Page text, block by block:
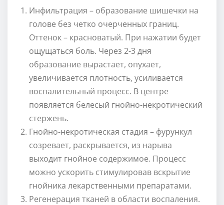
Инфильтрация – образование шишечки на
голове без четко очерченных границ.
Оттенок – красноватый. При нажатии будет
ощущаться боль. Через 2-3 дня
образование вырастает, опухает,
увеличивается плотность, усиливается
воспалительный процесс. В центре
появляется белесый гнойно-некротический
стержень.
Гнойно-некротическая стадия – фурункул
созревает, раскрывается, из нарыва
выходит гнойное содержимое. Процесс
можно ускорить стимулировав вскрытие
гнойника лекарственными препаратами.
Регенерация тканей в области воспаления.